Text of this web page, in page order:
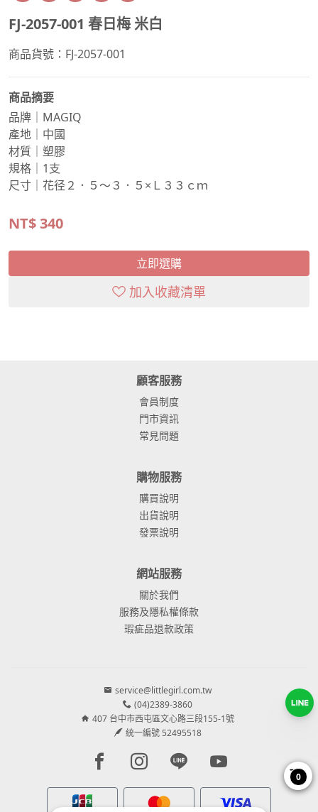
FJ-2057-001 春日梅 米白
商品貨號：FJ-2057-001
商品摘要
品牌｜MAGIQ
產地｜中國
材質｜塑膠
規格｜1支
尺寸｜花径２．５～３．５×Ｌ３３ｃｍ
NT$340
立即選購
加入收藏清單
顧客服務
會員制度
門市資訊
常見問題
購物服務
購買說明
出貨說明
發票說明
網站服務
關於我們
服務及隱私權條款
瑕疵品退款政策
service@littlegirl.com.tw
(04)2389-3860
407 台中市西屯區文心路三段155-1號
統一編號 52495518
Facebook page
Instagram page
Line pageYoutube page
0